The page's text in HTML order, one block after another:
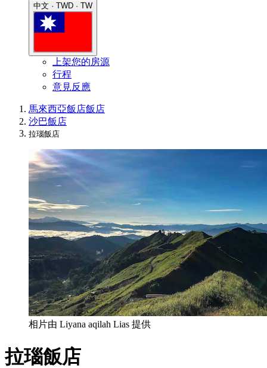
中文 · TWD · TW
上架您的房源
行程
意見反應
馬來西亞飯店飯店
沙巴飯店
拉瑙飯店
相片由 Liyana aqilah Lias 提供
拉瑙飯店